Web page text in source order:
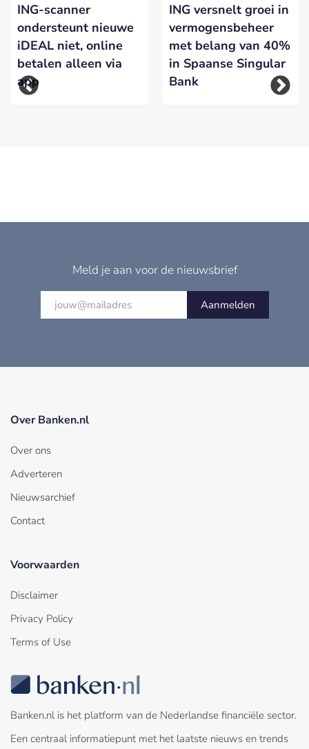
ING-scanner
ondersteunt nieuwe
iDEAL niet, online
betalen alleen via
app
ING versnelt groei in
vermogensbeheer
met belang van 40%
in Spaanse Singular
Bank
Meld je aan voor de nieuwsbrief
Aanmelden
Over Banken.nl
Over ons
Adverteren
Nieuwsarchief
Contact
Voorwaarden
Disclaimer
Privacy Policy
Terms of Use
Banken.nl is het platform van de Nederlandse financiële sector.
Een centraal informatiepunt met het laatste nieuws en trends